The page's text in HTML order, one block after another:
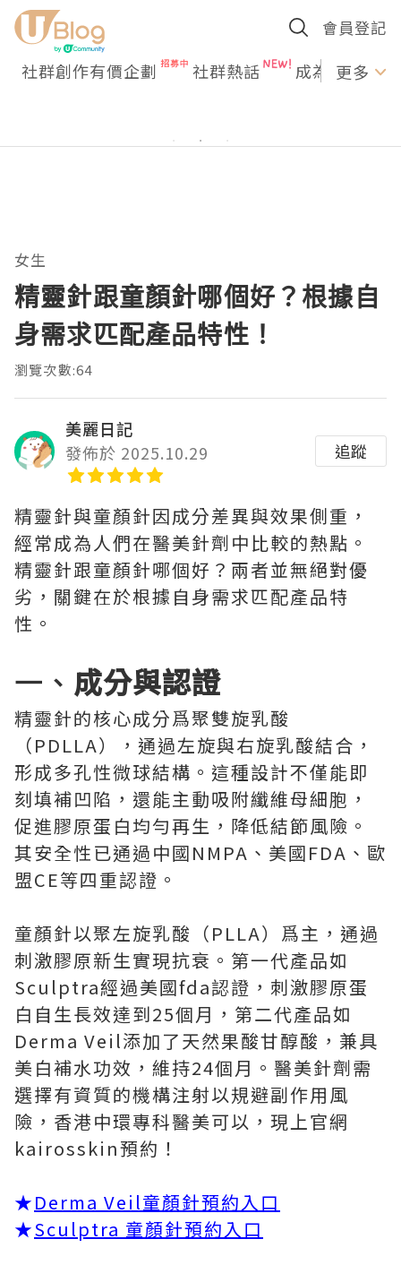
會員登記
社群創作有價企劃 社群熱話 成為U更多
女生
精靈針跟童顏針哪個好？根據自
身需求匹配產品特性！
瀏覽次數:64
美麗日記
發佈於 2025.10.29
追蹤
精靈針與童顏針因成分差異與效果側重，
經常成為人們在醫美針劑中比較的熱點。
精靈針跟童顏針哪個好？兩者並無絕對優
劣，關鍵在於根據自身需求匹配產品特
性。
一、 成分與認證
精靈針的核心成分爲聚雙旋乳酸
（PDLLA），通過左旋與右旋乳酸結合，
形成多孔性微球結構。這種設計不僅能即
刻填補凹陷，還能主動吸附纖維母細胞，
促進膠原蛋白均勻再生，降低結節風險。
其安全性已通過中國NMPA、美國FDA、歐
盟CE等四重認證。
童顏針以聚左旋乳酸（PLLA）爲主，通過
刺激膠原新生實現抗衰。第一代產品如
Sculptra經過美國fda認證，刺激膠原蛋
白自生長效達到25個月，第二代產品如
Derma Veil添加了天然果酸甘醇酸，兼具
美白補水功效，維持24個月。醫美針劑需
選擇有資質的機構注射以規避副作用風
險，香港中環專科醫美可以，現上官網
kairosskin預約！
★Derma Veil童顏針預約入口
★Sculptra 童顏針預約入口